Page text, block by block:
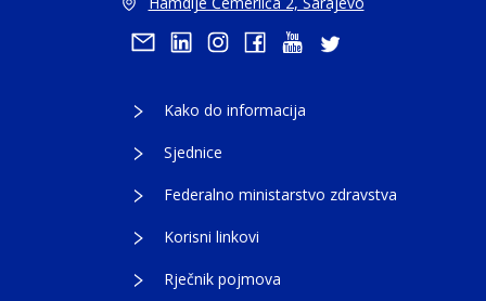
Kako do informacija
Sjednice
Federalno ministarstvo zdravstva
Korisni linkovi
Rječnik pojmova